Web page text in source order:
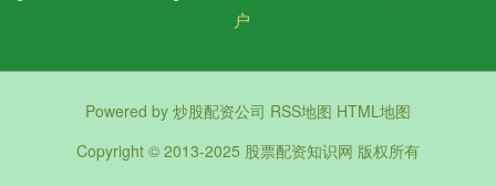
户
Powered by 炒股配资公司 RSS地图 HTML地图
Copyright © 2013-2025 股票配资知识网 版权所有